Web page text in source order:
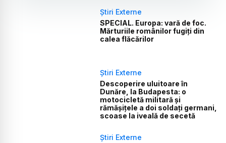
Știri Externe
SPECIAL. Europa: vară de foc.
Mărturiile românilor fugiți din
calea flăcărilor
Știri Externe
Descoperire uluitoare în
Dunăre, la Budapesta: o
motocicletă militară și
rămășițele a doi soldați germani,
scoase la iveală de secetă
Știri Externe